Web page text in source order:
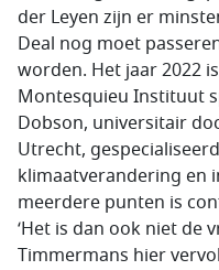
der Leyen zijn er
Deal nog moet
worden. Het jaar 2022
Montesquieu Instituut
Dobson, universitair
Utrecht,
klimaatverandering en
meerdere punten is
‘Het is dan ook niet de
Timmermans hier